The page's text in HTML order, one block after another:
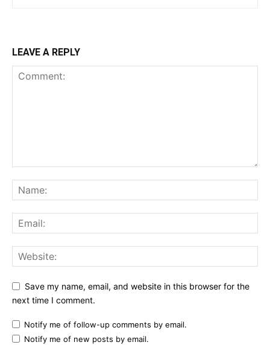
LEAVE A REPLY
Save my name, email, and website in this browser for the
next time I comment.
Notify me of follow-up comments by email.
Notify me of new posts by email.